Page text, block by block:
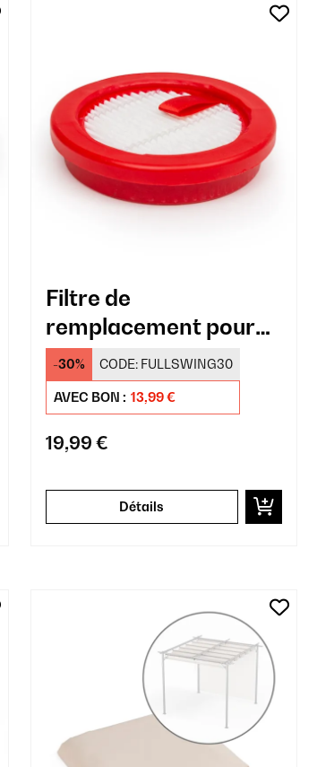
Filtre de
remplacement pour
aspirateur LARMA
-30% CODE: FULLSWING30
AVEC BON : 13,99 €
19,99 €
Détails